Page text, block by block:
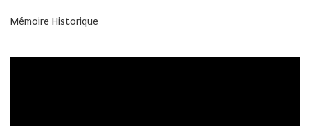
Mémoire Historique